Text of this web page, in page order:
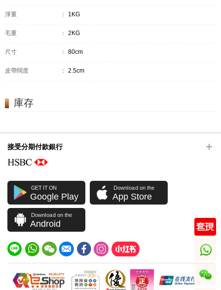
淨重 ： 1KG
毛重 ： 2KG
尺寸 ： 80cm
皮帶闊度 ： 2.5cm
庫存
接受分期付款銀行
GET IT ON
Google Play
Download on the
App Store
Download on the
Android
whatsapp